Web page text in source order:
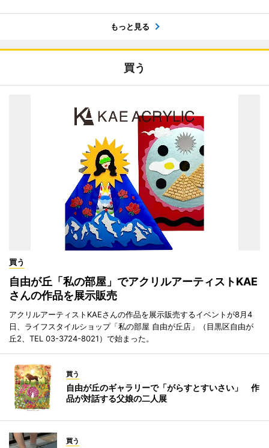
もっと見る
買う
買う
自由が丘「私の部屋」でアクリルアーティストKAE
さんの作品を展示販売
アクリルアーティストKAEさんの作品を展示販売するイベントが8月4
日、ライフスタイルショップ「私の部屋 自由が丘店」（目黒区自由が
丘2、TEL 03-3724-8021）で始まった。
買う
自由が丘のギャラリーで「がらすとすいさい」 作
品が対話する父娘の二人展
買う